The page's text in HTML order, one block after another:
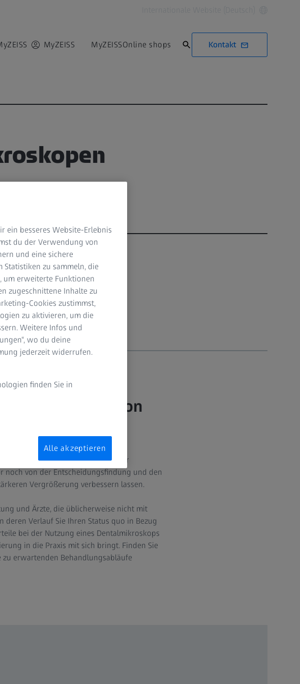
MyZEISS MyZEISSOnline shops Kontakt
zum Nutzen von
ist für jeden Zahnarzt eine
und die Vorhersagbarkeit in der
noch von der Entscheidungsfindung und den
Vergrößerung verbessern lassen.
und Ärzte, die üblicherweise nicht mit
deren Verlauf Sie Ihren Status quo in Bezug
bei der Nutzung eines Dentalmikroskops
in die Praxis mit sich bringt. Finden Sie
erwartenden Behandlungsabläufe
ein besseres Website-Erlebnis
du der Verwendung von
und eine sichere
zu sammeln, die
um erweiterte Funktionen
zugeschnittene Inhalte zu
Cookies zustimmst,
zu aktivieren, um die
Weitere Infos und
wo du deine
jederzeit widerrufen.
finden Sie in
Alle akzeptieren